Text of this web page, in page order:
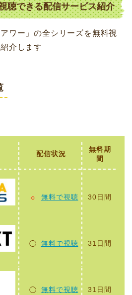
聴できる配信サービス紹介
ワー」の全シリーズを無料視
介します
配信状況
無料期
間
○ 無料で視聴 30日間
◯ 無料で視聴 31日間
◯ 無料で視聴 31日間